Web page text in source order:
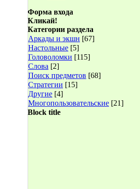
Форма входа
Кликай!
Категории раздела
Аркады и экшн [67]
Настольные [5]
Головоломки [115]
Слова [2]
Поиск предметов [68]
Стратегии [15]
Другие [4]
Многопользовательские [21]
Block title